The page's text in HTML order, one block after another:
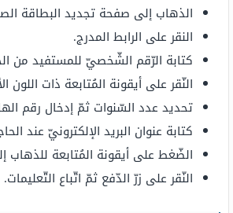
الذهاب إلى صفحة تجديد البطاقة
النقر على الرابط المدرج.
كتابة الرّقم الشّخصيّ للمستفيد من
النّقر على أيقونة المُتابعة ذات اللون
تحديد عدد السّنوات ثمّ إدخال رقم
كتابة عنوان البريد الإلكترونيّ عند
الضّغط على أيقونة المُتابعة للذهاب
النّقر على زرّ الدّفع ثمّ اتّباع التّعليمات.